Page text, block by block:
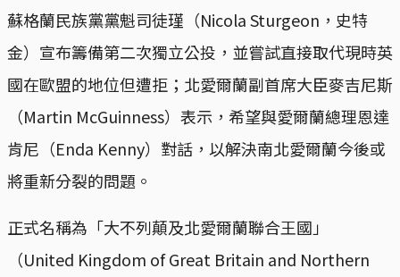
蘇格蘭民族黨黨魁司徒瑾（Nicola Sturgeon，史特
金）宣布籌備第二次獨立公投，並嘗試直接取代現時英
國在歐盟的地位但遭拒；北愛爾蘭副首席大臣麥吉尼斯
（Martin McGuinness）表示，希望與愛爾蘭總理恩達
肯尼（Enda Kenny）對話，以解決南北愛爾蘭今後或
將重新分裂的問題。
正式名稱為「大不列顛及北愛爾蘭聯合王國」
（United Kingdom of Great Britain and Northern